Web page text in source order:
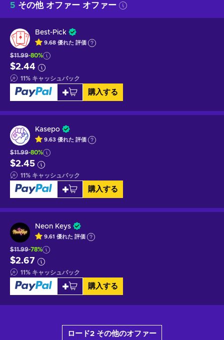
5 その他 オファー オファー
Best-Pick
9.68 優れた 評価
$11.99-80%
$2.44
11% キャッシュバック
購入する
Kasepo
9.63 優れた 評価
$11.99-80%
$2.45
11% キャッシュバック
購入する
Neon Keys
9.61 優れた 評価
$11.99-78%
$2.67
11% キャッシュバック
購入する
ロード2 その他のオファー